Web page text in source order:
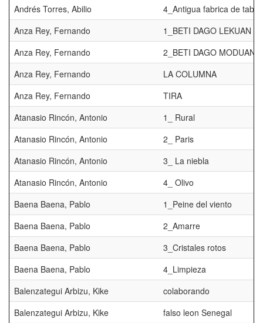
Andrés Torres, Abilio
4_Antigua fabrica de
Anza Rey, Fernando
1_BETI DAGO LEKUAN
Anza Rey, Fernando
2_BETI DAGO MODUAN
Anza Rey, Fernando
LA COLUMNA
Anza Rey, Fernando
TIRA
Atanasio Rincón, Antonio
1_ Rural
Atanasio Rincón, Antonio
2_ Paris
Atanasio Rincón, Antonio
3_ La niebla
Atanasio Rincón, Antonio
4_ Olivo
Baena Baena, Pablo
1_Peine del viento
Baena Baena, Pablo
2_Amarre
Baena Baena, Pablo
3_Cristales rotos
Baena Baena, Pablo
4_Limpieza
Balenzategui Arbizu, Kike
colaborando
Balenzategui Arbizu, Kike
falso leon Senegal